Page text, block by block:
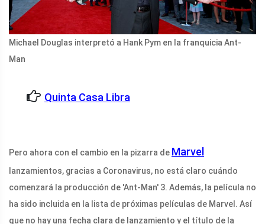
Michael Douglas interpretó a Hank Pym en la franquicia Ant-
Man
Quinta Casa Libra
Pero ahora con el cambio en la pizarra de Marvel
lanzamientos, gracias a Coronavirus, no está claro cuándo
comenzará la producción de 'Ant-Man' 3. Además, la película no
ha sido incluida en la lista de próximas películas de Marvel. Así
que no hay una fecha clara de lanzamiento y el título de la